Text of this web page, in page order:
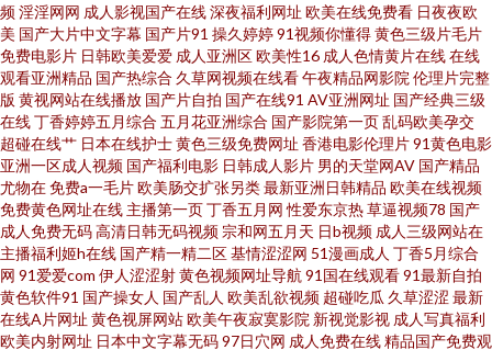
品欧美国产日韩 久久只这里有精品 韩国伦理片妈妈的朋友 免费观看国产视频
欧美综合另类 欧美午夜狼人 天天肏屄天天艹 婷婷五月天狠狠撸一区 日韩首
页 狼人香蕉av 变态另类之放异物欧美 香蕉超碰人妻 日本www69 午夜激情视
频网站 亚洲天堂精品在线观看 91偷拍导航 99国产丝袜在线 97色综合 ts人妖
视频一区在线 97超碰蜜臀 午夜老司机福利影院 久久不射一区 AV福利第一网
站 四虎AⅤ 黄色视频伊人网 91资源在线免费视频 婷婷丁香五月导航 久草在线
频淫淫网网 成人影视国产在线深夜福利网址 欧美在线免费看 日夜夜欧
美 国产大片中文字幕 国产片91 操久婷婷91视频你懂得黄色三级片毛片
免费电影片 日韩欧美爱爱 成人亚洲区欧美性16 成人色情黄片在线在线
观看亚洲精品 国产热综合 久草网视频在线看午夜精品网影院 伦理片完整
版 黄视网站在线播放 国产片自拍 国产在线91 AV亚洲网址 国产经典三级
在线丁香婷婷五月综合 五月花亚洲综合 国产影院第一页乱码欧美孕交
超碰在线艹 日本在线护士黄色三级免费网址 香港电影伦理片91黄色电影
亚洲一区成人视频 国产福利电影 日韩成人影片 男的天堂网AV 国产精品
尤物在免费a一毛片欧美肠交扩张另类最新亚洲日韩精品 欧美在线视频
免费黄色网址在线 主播第一页丁香五月网 性爱东京热草逼视频78 国产
成人免费无码高清日韩无码视频 宗和网五月天 日b视频 成人三级网站在
主播福利姬h在线 国产精一精二区基情涩涩网 51漫画成人 丁香5月综合
网 91爱爱com 伊人涩涩射黄色视频网址导航 91国在线观看91最新自拍
黄色软件91 国产操女人 国产乱人 欧美乱欲视频 超碰吃瓜 久草涩涩 最新
在线A片网址 黄色视屏网站欧美午夜寂寞影院 新视觉影视 成人写真福利
欧美内射网址 日本中文字幕无码97日穴网 成人免费在线精品国产免费观